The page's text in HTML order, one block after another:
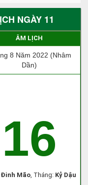
NGÀY 11
ÂM LỊCH
8 Năm 2022 (Nhâm
Dần)
16
Đinh Mão, Tháng: Kỷ Dậu